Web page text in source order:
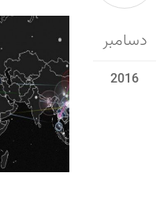
دسامبر
2016